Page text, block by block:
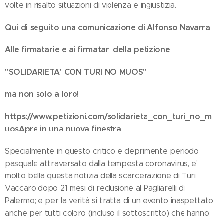
volte in risalto situazioni di violenza e ingiustizia.
Qui di seguito una comunicazione di Alfonso Navarra
Alle firmatarie e ai firmatari della petizione
"SOLIDARIETA' CON TURI NO MUOS"
ma non solo a loro!
https://www.petizioni.com/solidarieta_con_turi_no_m
uosApre in una nuova finestra
Specialmente in questo critico e deprimente periodo
pasquale attraversato dalla tempesta coronavirus, e'
molto bella questa notizia della scarcerazione di Turi
Vaccaro dopo 21 mesi di reclusione al Pagliarelli di
Palermo; e per la verità si tratta di un evento inaspettato
anche per tutti coloro (incluso il sottoscritto) che hanno